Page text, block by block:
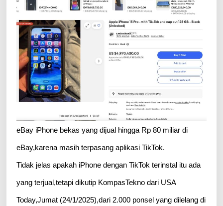
eBay iPhone bekas yang dijual hingga Rp 80 miliar di
eBay,karena masih terpasang aplikasi TikTok.
Tidak jelas apakah iPhone dengan TikTok terinstal itu ada
yang terjual,tetapi dikutip KompasTekno dari USA
Today,Jumat (24/1/2025),dari 2.000 ponsel yang dilelang di